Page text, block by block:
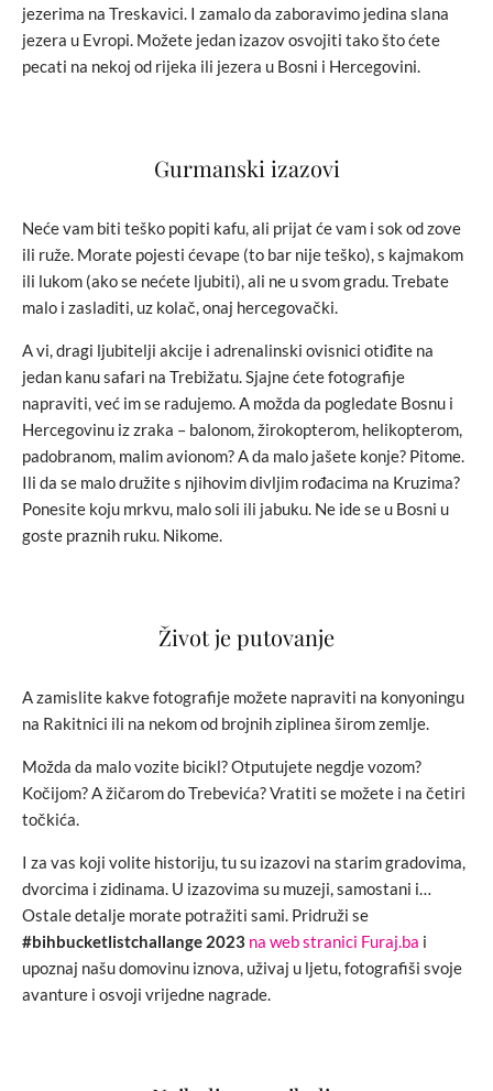
jezerima na Treskavici. I zamalo da zaboravimo jedina slana
jezera u Evropi. Možete jedan izazov osvojiti tako što ćete
pecati na nekoj od rijeka ili jezera u Bosni i Hercegovini.
Gurmanski izazovi
Neće vam biti teško popiti kafu, ali prijat će vam i sok od zove
ili ruže. Morate pojesti ćevape (to bar nije teško), s kajmakom
ili lukom (ako se nećete ljubiti), ali ne u svom gradu. Trebate
malo i zasladiti, uz kolač, onaj hercegovački.
A vi, dragi ljubitelji akcije i adrenalinski ovisnici otiđite na
jedan kanu safari na Trebižatu. Sjajne ćete fotografije
napraviti, već im se radujemo. A možda da pogledate Bosnu i
Hercegovinu iz zraka – balonom, žirokopterom, helikopterom,
padobranom, malim avionom? A da malo jašete konje? Pitome.
Ili da se malo družite s njihovim divljim rođacima na Kruzima?
Ponesite koju mrkvu, malo soli ili jabuku. Ne ide se u Bosni u
goste praznih ruku. Nikome.
Život je putovanje
A zamislite kakve fotografije možete napraviti na konyoningu
na Rakitnici ili na nekom od brojnih ziplinea širom zemlje.
Možda da malo vozite bicikl? Otputujete negdje vozom?
Kočijom? A žičarom do Trebevića? Vratiti se možete i na četiri
točkića.
I za vas koji volite historiju, tu su izazovi na starim gradovima,
dvorcima i zidinama. U izazovima su muzeji, samostani i…
Ostale detalje morate potražiti sami. Pridruži se
#bihbucketlistchallange 2023 na web stranici Furaj.ba i
upoznaj našu domovinu iznova, uživaj u ljetu, fotografiši svoje
avanture i osvoji vrijedne nagrade.